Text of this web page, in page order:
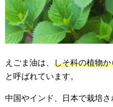
えごま油は、 しそ科の植物
と呼ばれています。
中国やインド、日本で栽培